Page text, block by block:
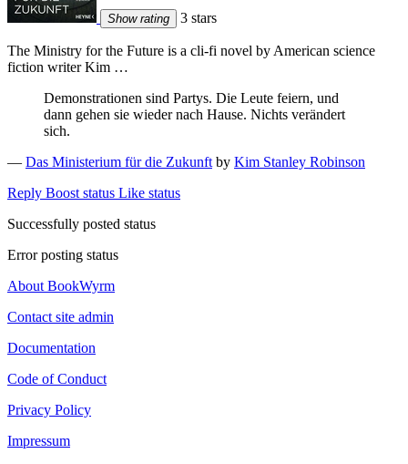
Show rating 3 stars
The Ministry for the Future is a cli-fi novel by American science
fiction writer Kim …
Demonstrationen sind Partys. Die Leute feiern, und
dann gehen sie wieder nach Hause. Nichts verändert
sich.
— Das Ministerium für die Zukunft by Kim Stanley Robinson
Reply Boost status Like status
Successfully posted status
Error posting status
About BookWyrm
Contact site admin
Documentation
Code of Conduct
Privacy Policy
Impressum